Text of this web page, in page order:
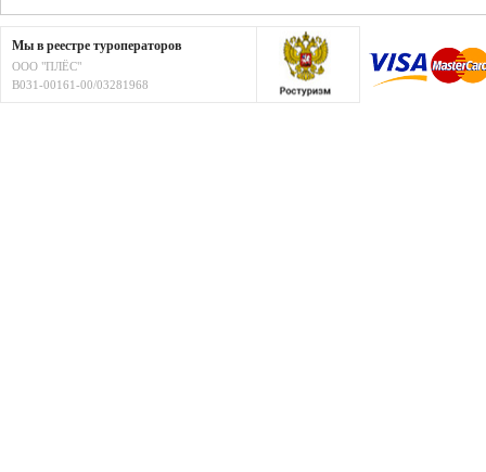
Мы в реестре туроператоров
ООО "ПЛЁС"
В031-00161-00/03281968